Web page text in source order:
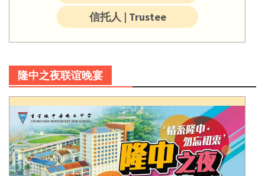
信托人 | Trustee
隆中之夜联谊晚宴